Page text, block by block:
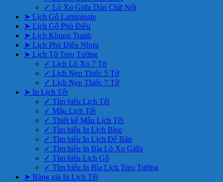
✓ Lò Xo Giữa Dán Chữ Nổi
➤ Lịch Gỗ Lamininate
➤ Lịch Gỗ Phù Điêu
➤ Lịch Khung Tranh
➤ Lịch Phù Điêu Nhựa
➤ Lịch Tờ Treo Tường
✓ Lịch Lò Xo 7 Tờ
✓ Lịch Nẹp Thiếc 5 Tờ
✓ Lịch Nẹp Thiếc 7 Tờ
➤ In Lịch Tết
✓ Tìm hiểu Lịch Tết
✓ Mẫu Lịch Tết
✓ Thiết kế Mẫu Lịch Tết
✓ Tìm hiểu In Lịch Bloc
✓ Tìm hiểu In Lịch Để Bàn
✓ Tìm hiểu In Bìa Lò Xo Giữa
✓ Tìm hiểu Lịch Gỗ
✓ Tìm hiểu In Bìa Lịch Treo Tường
➤ Bảng giá In Lịch Tết